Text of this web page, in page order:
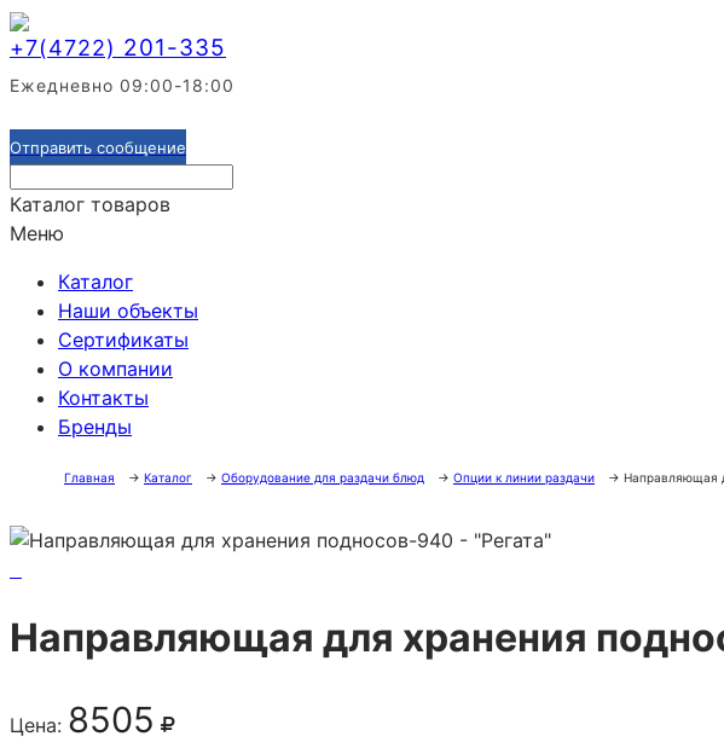
+7(4722) 201-335
Ежедневно 09:00-18:00
Отправить сообщение
Каталог товаров
Меню
Каталог
Наши объекты
Сертификаты
О компании
Контакты
Бренды
Главная → Каталог → Оборудование для раздачи блюд → Опции к линии раздачи → Направляющая
Направляющая для хранения
Цена: 8505